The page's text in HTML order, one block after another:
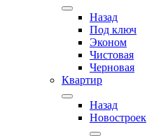
Назад
Под ключ
Эконом
Чистовая
Черновая
Квартир
Назад
Новостроек